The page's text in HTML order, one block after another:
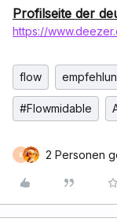
Profilseite der
https://
flow
#Flowmidable
K 2 Personen